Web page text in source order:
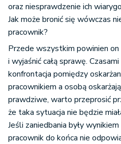
oraz niesprawdzenie ich
Jak może bronić się wówczas
pracownik?
Przede wszystkim powinien
i wyjaśnić całą sprawę.
konfrontacja pomiędzy
pracownikiem a osobą
prawdziwe, warto przeprosić
że taka sytuacja nie będzie
Jeśli zaniedbania były
pracownik do końca nie